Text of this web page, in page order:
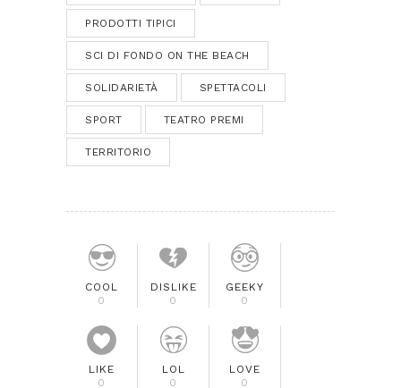
PRODOTTI TIPICI
SCI DI FONDO ON THE BEACH
SOLIDARIETÀ SPETTACOLI
SPORT TEATRO PREMI
TERRITORIO
COOL
0
DISLIKE
0
GEEKY
0
LIKE
0
LOL
0
LOVE
0